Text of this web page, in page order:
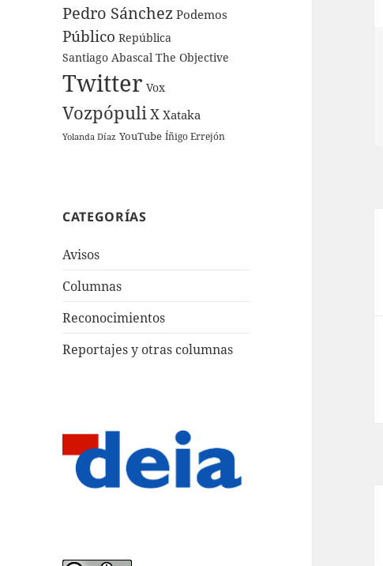
Pedro Sánchez Podemos
Público República
Santiago Abascal The Objective
Twitter Vox
Vozpópuli X Xataka
Yolanda Díaz YouTube Íñigo Errejón
CATEGORÍAS
Avisos
Columnas
Reconocimientos
Reportajes y otras columnas